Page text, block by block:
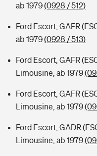
ab 1979(0928 / 512)
Ford Escort, GAFR
ab 1979(0928 / 513)
Ford Escort, GAFR
Limousine, ab 1979
Ford Escort, GAFR
Limousine, ab 1979
Ford Escort, GADR
Limousine, ab 1979